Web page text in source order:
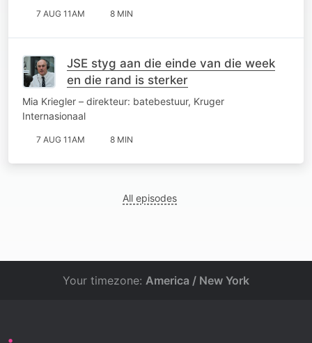
7 AUG 11AM 8 MIN
JSE styg aan die einde van die week
en die rand is sterker
Mia Kriegler – direkteur: batebestuur, Kruger
Internasionaal
7 AUG 11AM 8 MIN
All episodes
Your timezone: America / New York